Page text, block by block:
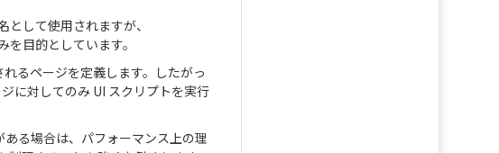
して使用されますが、
目的としています。
るページを定義します。したがっ
に対してのみ UI スクリプトを実行
る場合は、パフォーマンス上の理